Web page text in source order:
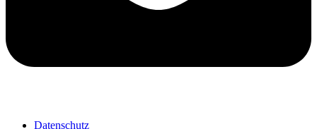
Datenschutz